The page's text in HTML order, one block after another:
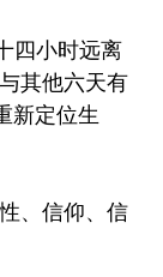
四小时远离
其他六天有
新定位生
、信仰、信